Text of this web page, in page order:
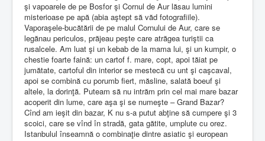
şi vapoarele de pe Bosfor şi Cornul de Aur lăsau lumini
misterioase pe apă (abia aştept să văd fotografiile).
Vaporaşele-bucătării de pe malul Cornului de Aur, care se
legănau periculos, prăjeau peşte care atrăgea turiştii ca
rusalcele. Am luat şi un kebab de la mama lui, şi un kumpir, o
chestie foarte faină: un cartof f. mare, copt, apoi tăiat pe
jumătate, cartoful din interior se mestecă cu unt şi caşcaval,
apoi se combină cu porumb fiert, măsline, salată boeuf şi
altele, la dorinţă. Puteam să nu intrăm prin cel mai mare bazar
acoperit din lume, care aşa şi se numeşte – Grand Bazar?
Cînd am ieşit din bazar, K nu s-a putut abţine să cumpere şi 3
scoici, care se vînd în stradă, gata gătite, umplute cu orez.
Istanbulul înseamnă o combinaţie dintre asiatic şi european